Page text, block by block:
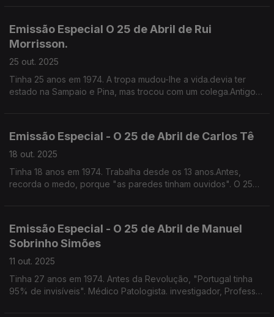
Emissão Especial O 25 de Abril de Rui
Morrisson.
25 out. 2025
Tinha 25 anos em 1974. A tropa mudou-lhe a vida.devia ter
estado na Sampaio e Pina, mas trocou com um colega.Antigo
Emissão Especial - O 25 de Abril de Carlos Tê
18 out. 2025
Tinha 18 anos em 1974. Trabalha desde os 13 anos.Antes,
recorda o medo, porque "as paredes tinham ouvidos". O 25
Emissão Especial - O 25 de Abril de Manuel
Sobrinho Simões
11 out. 2025
Tinha 27 anos em 1974. Antes da Revolução, "Portugal tinha
95% de invisíveis". Médico Patologista. investigador, Professor